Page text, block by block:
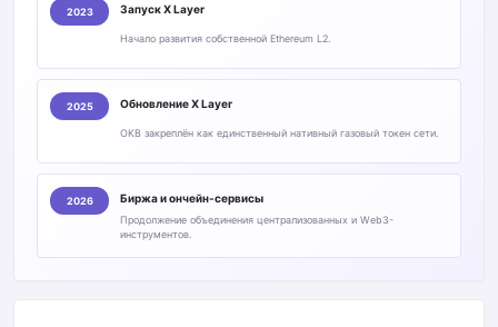
2023 Запуск X Layer
Начало развития собственной Ethereum L2.
2025 Обновление X Layer
OKB закреплён как единственный нативный газовый токен сети.
2026 Биржа и ончейн-сервисы
Продолжение объединения централизованных и Web3-
инструментов.